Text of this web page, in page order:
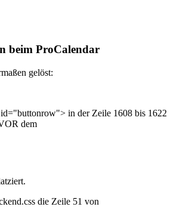
beim ProCalendar
gelöst:
in der Zeile 1608 bis 1622
dem
die Zeile 51 von